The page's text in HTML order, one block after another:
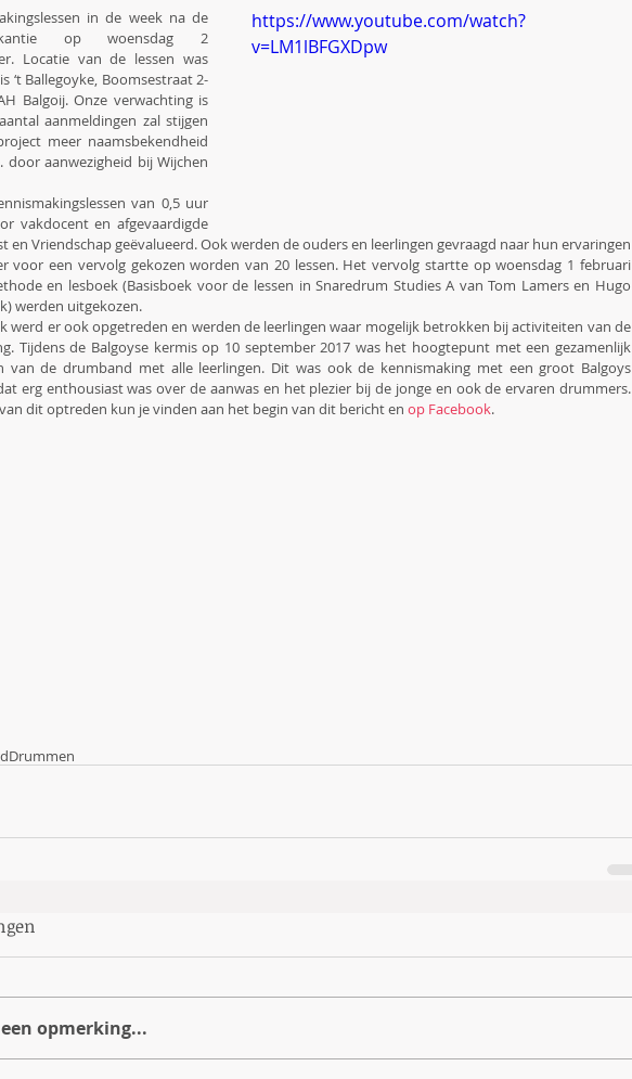
https://www.youtube.com/watch?
v=LM1lBFGXDpw
in de week na de
op woensdag 2
Locatie van de lessen was
‘t Ballegoyke, Boomsestraat 2-
Balgoij. Onze verwachting is
aanmeldingen zal stijgen
meer naamsbekendheid
door aanwezigheid bij Wijchen
van 0,5 uur
vakdocent en afgevaardigde
en Vriendschap geëvalueerd. Ook werden de ouders en leerlingen gevraagd naar hun ervaringen
voor een vervolg gekozen worden van 20 lessen. Het vervolg startte op woensdag 1 februari
en lesboek (Basisboek voor de lessen in Snaredrum Studies A van Tom Lamers en Hugo
werden uitgekozen.
werd er ook opgetreden en werden de leerlingen waar mogelijk betrokken bij activiteiten van de
Tijdens de Balgoyse kermis op 10 september 2017 was het hoogtepunt met een gezamenlijk
van de drumband met alle leerlingen. Dit was ook de kennismaking met een groot Balgoys
erg enthousiast was over de aanwas en het plezier bij de jonge en ook de ervaren drummers.
dit optreden kun je vinden aan het begin van dit bericht en op Facebook.
Drummen
opmerking...